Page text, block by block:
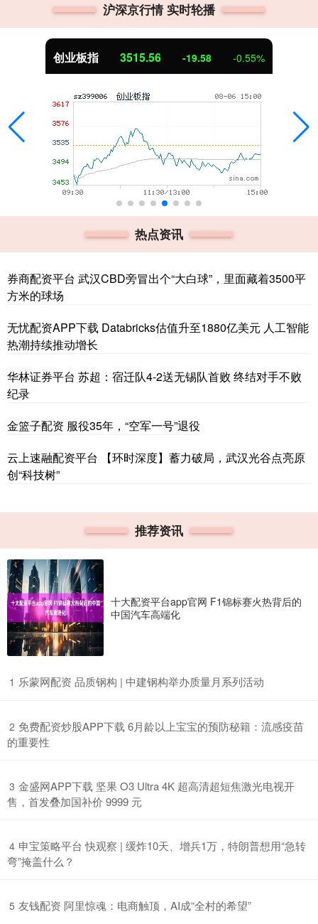
沪深京行情 实时轮播
创业板指 3515.56 -19.58 -0.55%
热点资讯
券商配资平台 武汉CBD旁冒出个“大白球”，里面藏着3500平
方米的球场
无忧配资APP下载 Databricks估值升至1880亿美元 人工智能
热潮持续推动增长
华林证券平台 苏超：宿迁队4-2送无锡队首败 终结对手不败
纪录
金篮子配资 服役35年，“空军一号”退役
云上速融配资平台 【环时深度】蓄力破局，武汉光谷点亮原
创“科技树”
推荐资讯
十大配资平台app官网 F1锦标赛火热背后的
中国汽车高端化
1 ​乐蒙网配资 品质钢构 | 中建钢构举办质量月系列活动
2 ​免费配资炒股APP下载 6月龄以上宝宝的预防秘籍：流感疫苗
的重要性
3 ​金盛网APP下载 坚果 O3 Ultra 4K 超高清超短焦激光电视开
售，首发叠加国补价 9999 元
4 ​申宝策略平台 快观察 | 缓炸10天、增兵1万，特朗普想用“急转
弯”掩盖什么？
5 ​友钱配资 阿里惊魂：电商触顶，AI成“全村的希望”